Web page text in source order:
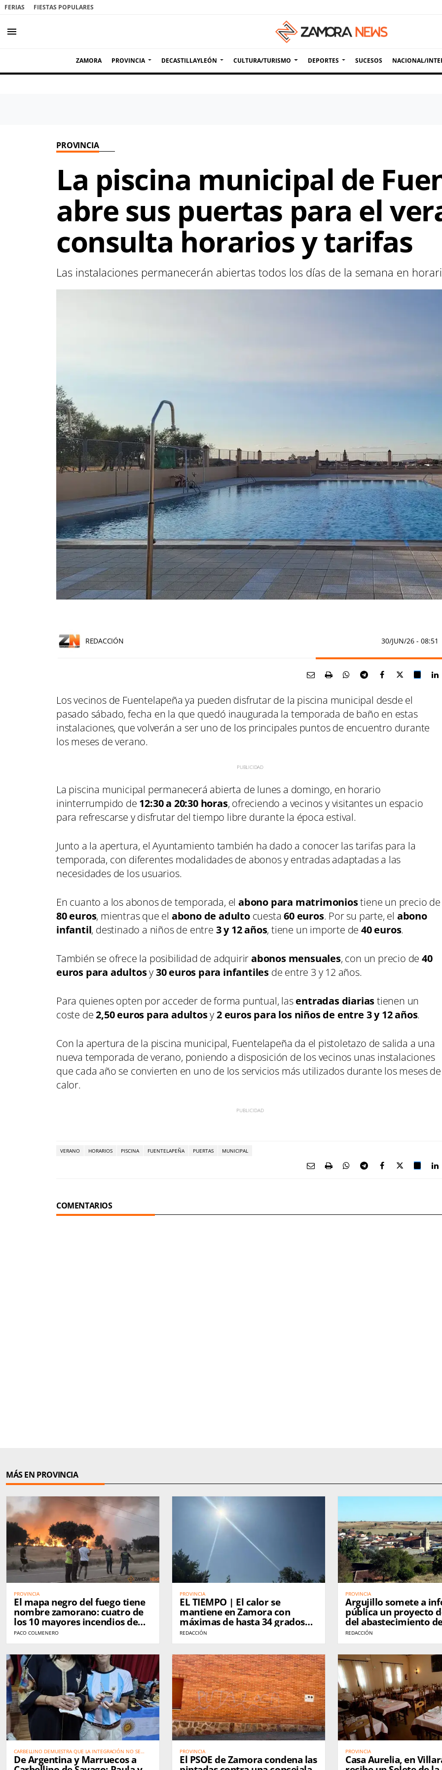
FERIAS FIESTAS POPULARES
menu
ZAMORA PROVINCIA DECASTILLAYLEÓN CULTURA/TURISMO DEPORTES SUCESOS NACIONAL/
PROVINCIA
La piscina municipal de
abre sus puertas para el
consulta horarios y tarifas
Las instalaciones permanecerán abiertas todos los días de la semana en
REDACCIÓN 30/JUN/26 - 08:51
Los vecinos de Fuentelapeña ya pueden disfrutar de la piscina municipal desde el
pasado sábado, fecha en la que quedó inaugurada la temporada de baño en estas
instalaciones, que volverán a ser uno de los principales puntos de encuentro durante
los meses de verano.
La piscina municipal permanecerá abierta de lunes a domingo, en horario
ininterrumpido de 12:30 a 20:30 horas, ofreciendo a vecinos y visitantes un espacio
para refrescarse y disfrutar del tiempo libre durante la época estival.
Junto a la apertura, el Ayuntamiento también ha dado a conocer las tarifas para la
temporada, con diferentes modalidades de abonos y entradas adaptadas a las
necesidades de los usuarios.
En cuanto a los abonos de temporada, el abono para matrimoniostiene un precio de
80 euros, mientras que el abono de adultocuesta60 euros. Por su parte, el abono
infantil, destinado a niños de entre 3 y 12 años, tiene un importe de40 euros.
También se ofrece la posibilidad de adquirirabonos mensuales, con un precio de40
euros para adultosy30 euros para infantiles de entre 3 y 12 años.
Para quienes opten por acceder de forma puntual, lasentradas diariastienen un
coste de2,50 euros para adultosy2 euros para los niños de entre 3 y 12 años.
Con la apertura de la piscina municipal, Fuentelapeña da el pistoletazo de salida a una
nueva temporada de verano, poniendo a disposición de los vecinos unas instalaciones
que cada año se convierten en uno de los servicios más utilizados durante los meses de
calor.
VERANO HORARIOS PISCINA FUENTELAPEÑA PUERTAS MUNICIPAL
COMENTARIOS
MÁS EN PROVINCIA
PROVINCIA
El mapa negro del fuego tiene
nombre zamorano: cuatro de
los 10 mayores incendios de
España en una década
golpearon Zamora
PACO COLMENERO
PROVINCIA
EL TIEMPO | El calor se
mantiene en Zamora con
máximas de hasta 34 grados
durante el fin de semana
REDACCIÓN
PROVINCIA
Argujillo somete a
pública un proyecto
del abastecimiento
REDACCIÓN
CARBELLINO DEMUESTRA QUE LA INTEGRACIÓN NO SE
EXPLICA: SE VIVE. كاربيّينو تُثبت أن الاندماج الحقيقي لا يحتاج إلى
شرح… بل يُعاش
De Argentina y Marruecos a
PROVINCIA
El PSOE de Zamora condena las
PROVINCIA
Casa Aurelia, en